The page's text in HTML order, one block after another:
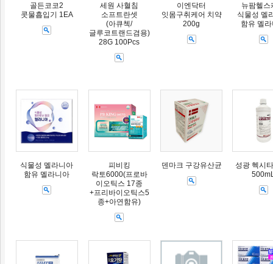
골든코코2
콧물흡입기 1EA
세원 사혈침
소프트란셋
(아큐첵/
글루코트랜드겸용)
28G 100Pcs
이엔닥터
잇몸구취케어 치약
200g
뉴팜헬스
식물성 멜
함유 멜
식물성 멜라니아
함유 멜라니아
피비킹
락토6000(프로바
이오틱스 17종
+프리바이오틱스5
종+아연함유)
덴마크 구강유산균
성광 헥시